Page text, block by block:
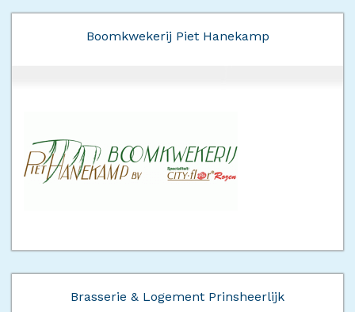
Boomkwekerij Piet Hanekamp
Brasserie & Logement Prinsheerlijk